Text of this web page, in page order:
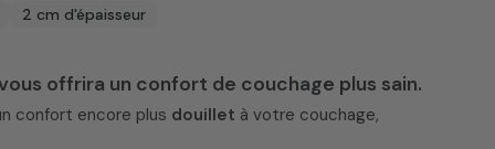
2 cm d'épaisseur
offrira un confort de couchage plus sain.
confort encore plus douillet à votre couchage,